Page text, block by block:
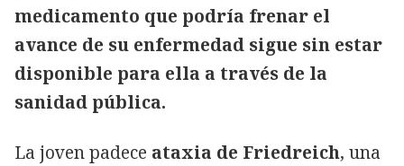
medicamento que podría frenar el
avance de su enfermedad sigue sin estar
disponible para ella a través de la
sanidad pública.
La joven padece ataxia de Friedreich, una